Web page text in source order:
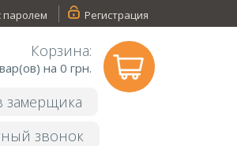
паролем Регистрация
Корзина:
на 0 грн.
замерщика
звонок